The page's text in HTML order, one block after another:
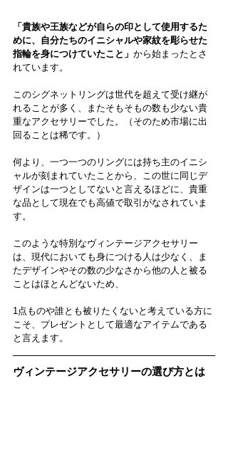
「貴族や王族などが自らの印として使用するた
めに、自分たちのイニシャルや家紋を彫らせた
指輪を身につけていたこと」 から始まったとさ
れています。
このシグネットリングは世代を超えて受け継が
れることが多く、またそもそもの数も少ない貴
重なアクセサリーでした。（そのため市場に出
回ることは稀です。）
何より、一つ一つのリングには持ち主のイニシ
ャルが刻まれていたことから、この世に同じデ
ザインは一つとしてないと言えるほどに、貴重
な品として現在でも高値で取引がなされていま
す。
このような特別なヴィンテージアクセサリー
は、現代においても身につける人は少なく、ま
たデザインやその数の少なさから他の人と被る
ことはほとんどないため、
1点ものや誰とも被りたくないと考えている方に
こそ、プレゼントとして最適なアイテムである
と言えます。
ヴィンテージアクセサリーの選び方とは